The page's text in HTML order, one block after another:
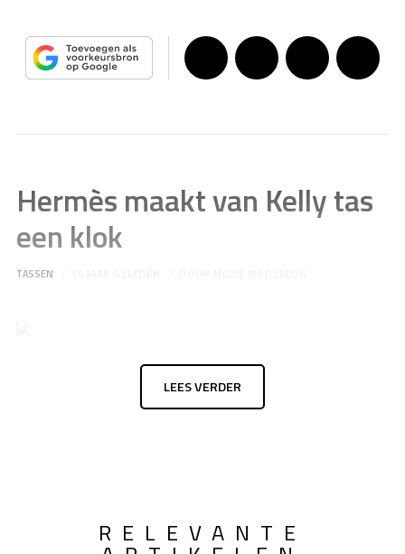
Hermès maakt van Kelly tas
een klok
TASSEN
LEES VERDER
RELEVANTE